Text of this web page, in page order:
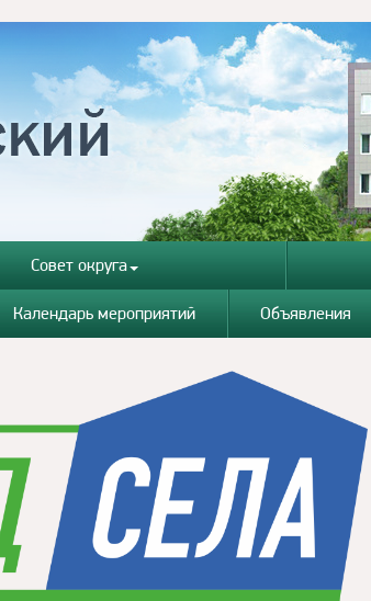
Совет округа
Календарь мероприятий Объявления